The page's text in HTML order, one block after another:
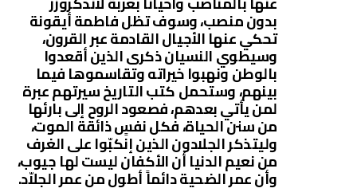
بدون منصب، وسوف تظل فاطمة أيقونة
تحكي عنها الأجيال القادمة عبر القرون،
وسيطوي النسيان ذكرى الذين أقعدوا
بالوطن ونهبوا خيراته وتقاسموها فيما
بينهم، وستحمل كتب التاريخ سيرتهم عبرة
لمن يأتي بعدهم، فصعود الروح إلى بارئها
من سنن الحياة، فكل نفسٍ ذائقة الموت،
وليتذكر الجلادون الذين إنكبّوا على الغرف
من نعيم الدنيا أن الأكفان ليست لها جيوب،
وأن عمر الضحية دائماً أطول من عمر الجلاّد.